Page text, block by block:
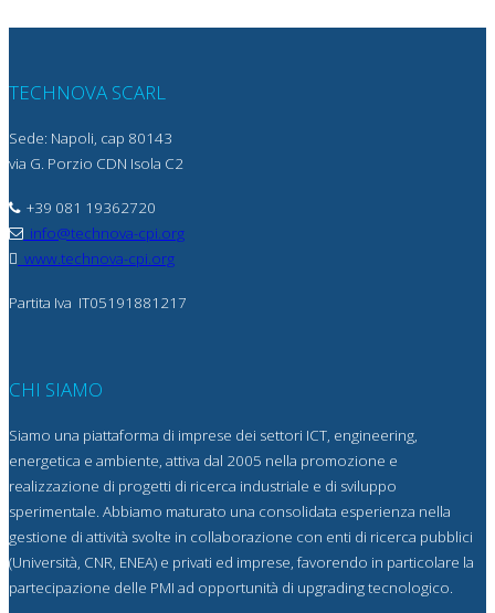
TECHNOVA SCARL
Sede: Napoli, cap 80143
via G. Porzio CDN Isola C2
+39 081 19362720
info@technova-cpi.org
www.technova-cpi.org
Partita Iva IT05191881217
CHI SIAMO
Siamo una piattaforma di imprese dei settori ICT, engineering,
energetica e ambiente, attiva dal 2005 nella promozione e
realizzazione di progetti di ricerca industriale e di sviluppo
sperimentale. Abbiamo maturato una consolidata esperienza nella
gestione di attività svolte in collaborazione con enti di ricerca pubblici
(Università, CNR, ENEA) e privati ed imprese, favorendo in particolare la
partecipazione delle PMI ad opportunità di upgrading tecnologico.